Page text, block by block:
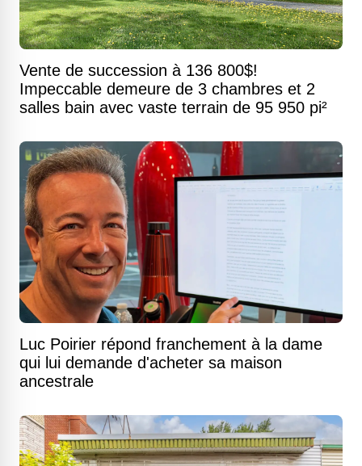
Vente de succession à 136 800$!
Impeccable demeure de 3 chambres et 2
salles bain avec vaste terrain de 95 950 pi²
Luc Poirier répond franchement à la dame
qui lui demande d'acheter sa maison
ancestrale